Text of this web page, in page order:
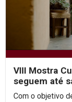
VIII Mostra
seguem até
Com o objetivo